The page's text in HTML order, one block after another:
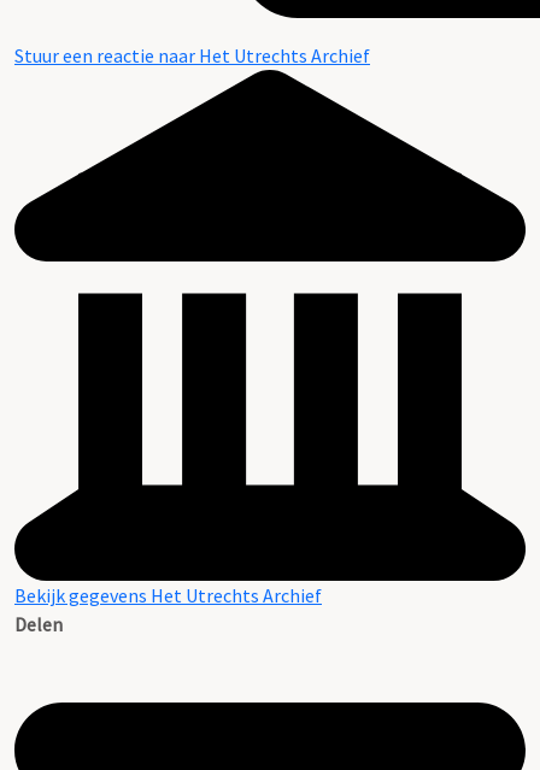
Stuur een reactie naar Het Utrechts Archief
Bekijk gegevens Het Utrechts Archief
Delen